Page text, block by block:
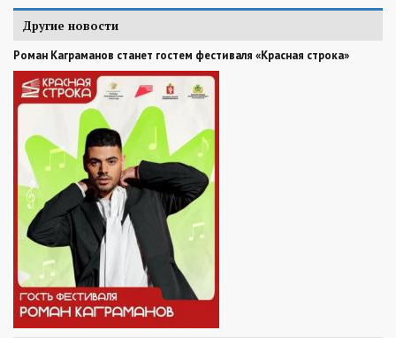
Другие новости
Роман Каграманов станет гостем фестиваля «Красная строка»